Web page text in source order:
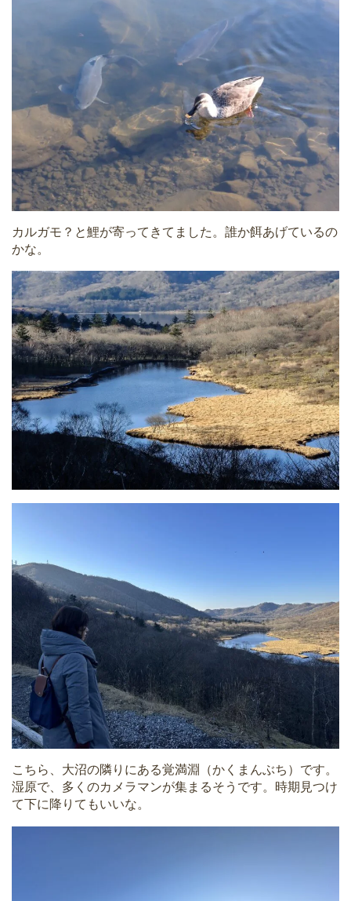
カルガモ？と鯉が寄ってきてました。誰か餌あげているの
かな。
こちら、大沼の隣りにある覚満淵（かくまんぶち）です。
湿原で、多くのカメラマンが集まるそうです。時期見つけ
て下に降りてもいいな。